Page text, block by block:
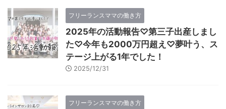
フリーランスママの働き方
2025年の活動報告♡第三子出産しまし
た♡今年も2000万円超え♡夢叶う、ス
テージ上がる1年でした！
2025/12/31
フリーランスママの働き方